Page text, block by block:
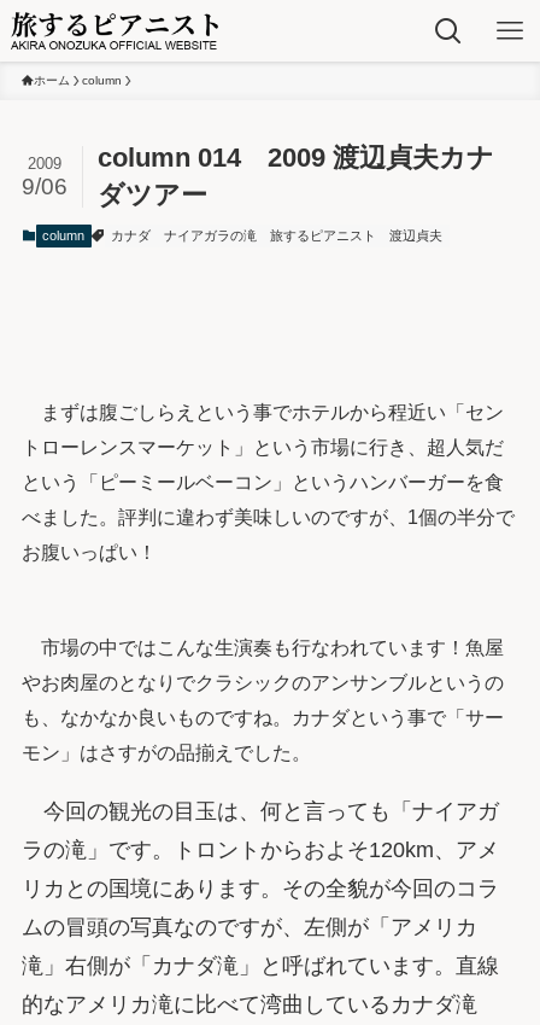
ホーム column
column 014 2009 渡辺貞夫カナ
ダツアー
2009
9/06
column カナダ ナイアガラの滝 旅するピアニスト 渡辺貞夫
まずは腹ごしらえという事でホテルから程近い「セン
トローレンスマーケット」という市場に行き、超人気だ
という「ピーミールベーコン」というハンバーガーを食
べました。評判に違わず美味しいのですが、1個の半分で
お腹いっぱい！
市場の中ではこんな生演奏も行なわれています！魚屋
やお肉屋のとなりでクラシックのアンサンブルというの
も、なかなか良いものですね。カナダという事で「サー
モン」はさすがの品揃えでした。
今回の観光の目玉は、何と言っても「ナイアガ
ラの滝」です。トロントからおよそ120km、アメ
リカとの国境にあります。その全貌が今回のコラ
ムの冒頭の写真なのですが、左側が「アメリカ
滝」右側が「カナダ滝」と呼ばれています。直線
的なアメリカ滝に比べて湾曲しているカナダ滝